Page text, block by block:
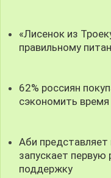
«Лисенок из
правильному
62% россиян
сэкономить время
Аби
запускает
поддержку